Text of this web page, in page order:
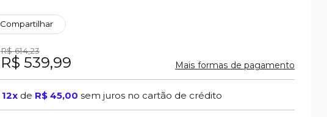
Compartilhar
R$ 614,23
R$ 539,99 Mais formas de pagamento
12x de R$ 45,00 sem juros no cartão de crédito